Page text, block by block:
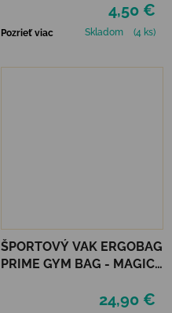
4,50 €
Pozrieť viac Skladom (4 ks)
ŠPORTOVÝ VAK ERGOBAG
PRIME GYM BAG - MAGIC
24,90 €